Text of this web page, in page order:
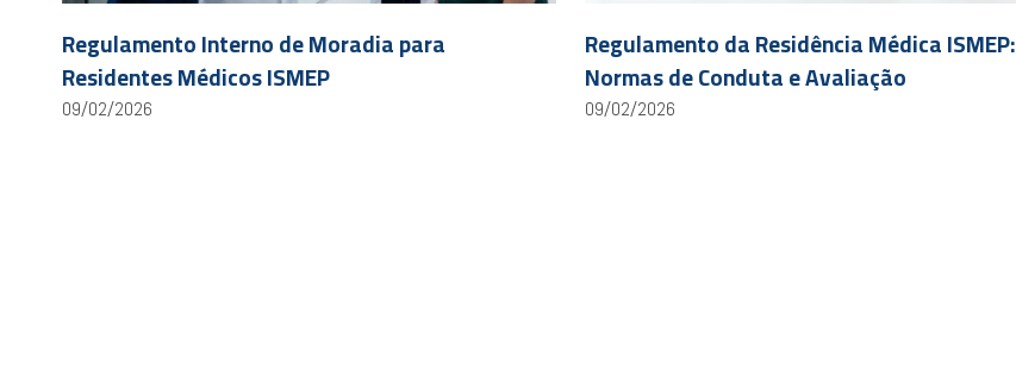
Regulamento Interno de Moradia para
Residentes Médicos ISMEP
09/02/2026
Regulamento da Residência Médica ISMEP:
Normas de Conduta e Avaliação
09/02/2026